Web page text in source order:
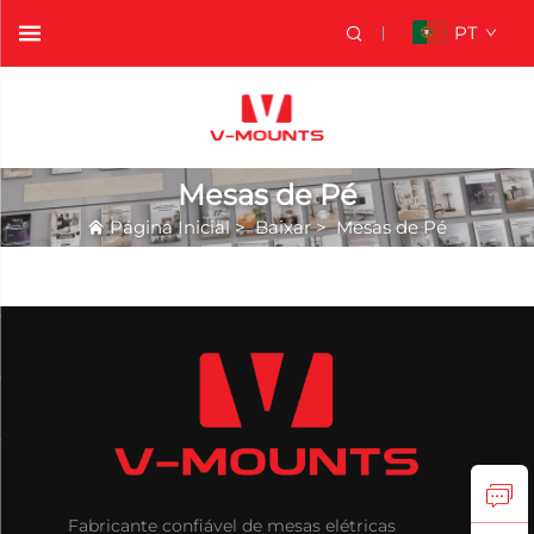
PT
Mesas de Pé
Página Inicial>Baixar>Mesas de Pé
Fabricante confiável de mesas elétricas